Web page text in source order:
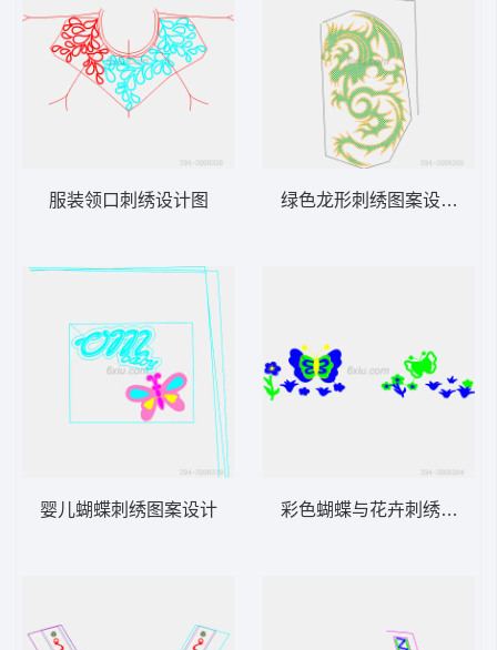
服装领口刺绣设计图
婴儿蝴蝶刺绣图案设计
绿色龙形刺绣图案设计图
彩色蝴蝶与花卉刺绣图案